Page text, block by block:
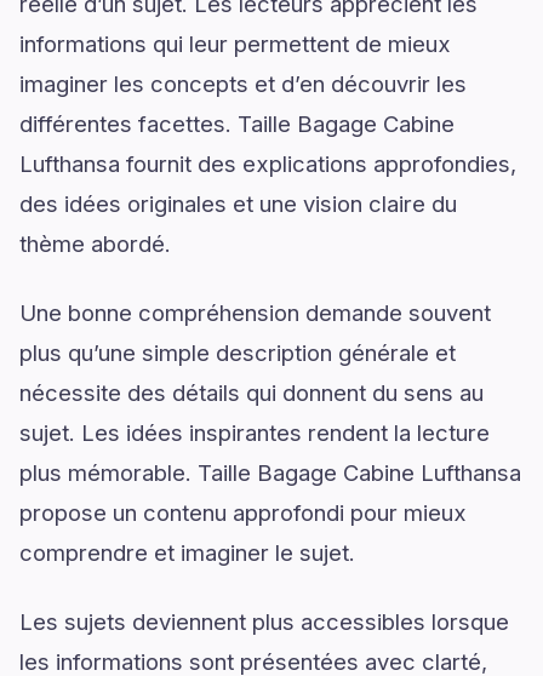
informations qui leur permettent de mieux
imaginer les concepts et d’en découvrir les
différentes facettes. Taille Bagage Cabine
Lufthansa fournit des explications approfondies,
des idées originales et une vision claire du
thème abordé.
Une bonne compréhension demande souvent
plus qu’une simple description générale et
nécessite des détails qui donnent du sens au
sujet. Les idées inspirantes rendent la lecture
plus mémorable. Taille Bagage Cabine Lufthansa
propose un contenu approfondi pour mieux
comprendre et imaginer le sujet.
Les sujets deviennent plus accessibles lorsque
les informations sont présentées avec clarté,